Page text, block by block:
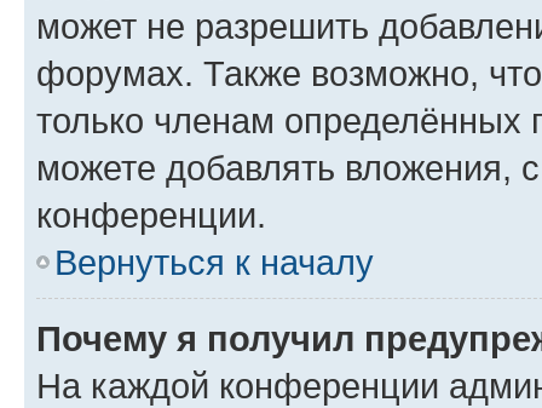
может не разрешить
форумах. Также возможно,
только членам определённых
можете добавлять вложения,
конференции.
Вернуться к началу
Почему я получил
На каждой конференции